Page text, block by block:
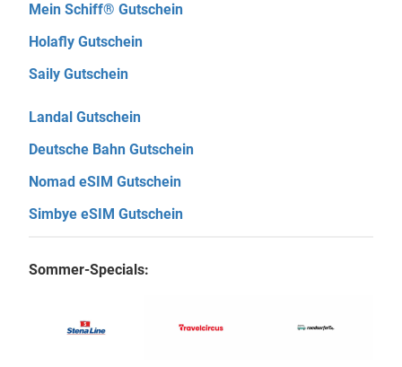
Mein Schiff® Gutschein
Holafly Gutschein
Saily Gutschein
Landal Gutschein
Deutsche Bahn Gutschein
Nomad eSIM Gutschein
Simbye eSIM Gutschein
Sommer-Specials: